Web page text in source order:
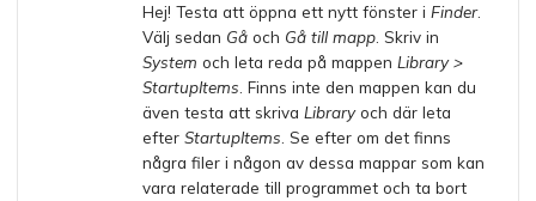
Hej! Testa att öppna ett nytt fönster i Finder.
Välj sedan Gå och Gå till mapp . Skriv in
System och leta reda på mappen Library >
StartupItems . Finns inte den mappen kan du
även testa att skriva Libraryoch där leta
efter StartupItems . Se efter om det finns
några filer i någon av dessa mappar som kan
vara relaterade till programmet och ta bort